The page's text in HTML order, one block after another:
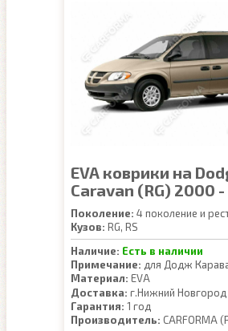
EVA коврики на
Caravan (RG) 2000
Поколение: 4 поколение и
Кузов: RG, RS
Наличие: Есть в наличии
Примечание: для Додж
Материал: EVA
Доставка: г.Нижний Новгород
Гарантия: 1 год
Производитель: CARFORMA